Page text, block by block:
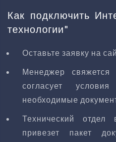
Как подключить
технологии"
Оставьте заявку на
Менеджер
согласует
необходимые
Технический
привезет пакет